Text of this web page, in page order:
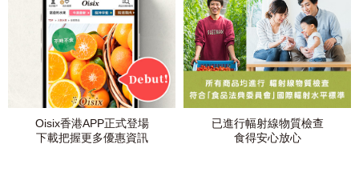
Oisix香港APP正式登場
下載把握更多優惠資訊
已進行幅射線物質檢查
食得安心放心